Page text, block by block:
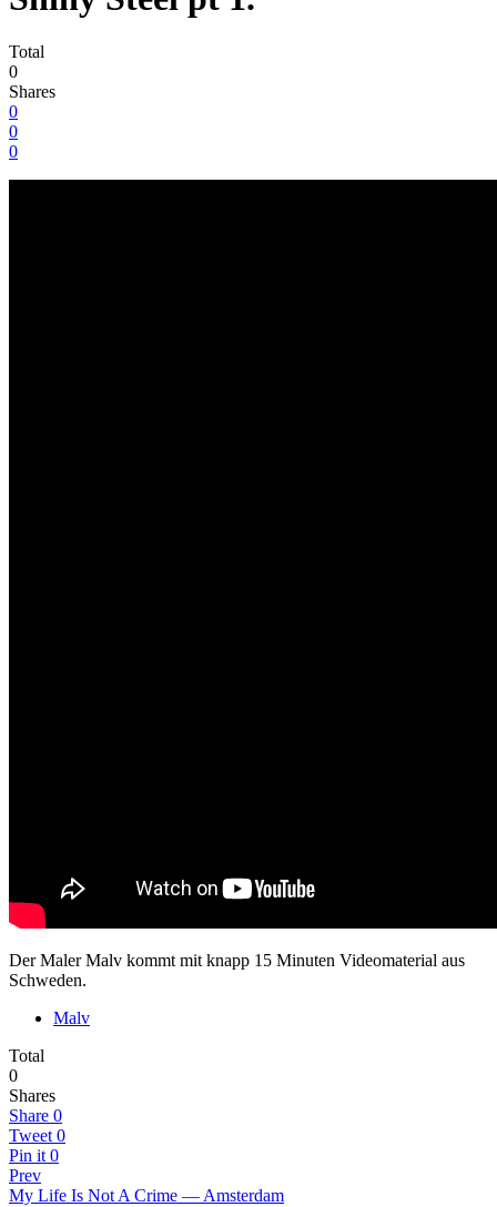
Total
0
Shares
0
0
0
Der Maler Malv kommt mit knapp 15 Minuten Videomaterial aus
Schweden.
Malv
Total
0
Shares
Share 0
Tweet 0
Pin it 0
Prev
My Life Is Not A Crime — Amsterdam